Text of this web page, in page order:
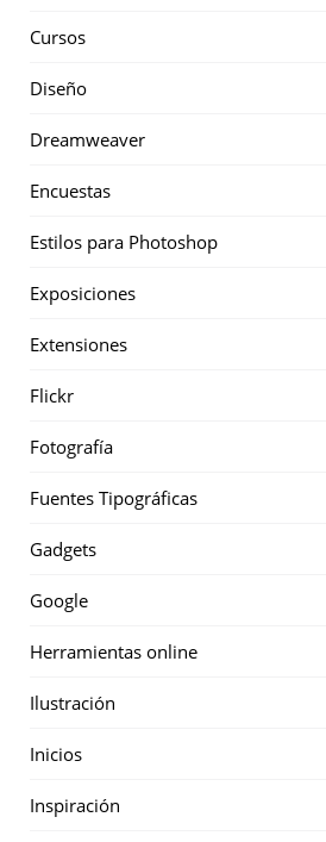
Cursos
Diseño
Dreamweaver
Encuestas
Estilos para Photoshop
Exposiciones
Extensiones
Flickr
Fotografía
Fuentes Tipográficas
Gadgets
Google
Herramientas online
Ilustración
Inicios
Inspiración